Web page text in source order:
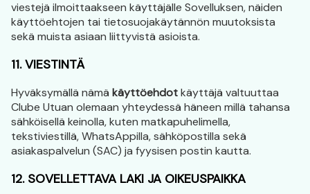
viestejä ilmoittaakseen käyttäjälle Sovelluksen, näiden
käyttöehtojen tai tietosuojakäytännön muutoksista
sekä muista asiaan liittyvistä asioista.
11. VIESTINTÄ
Hyväksymällä nämä käyttöehdotkäyttäjä valtuuttaa
Clube Utuan olemaan yhteydessä häneen millä tahansa
sähköisellä keinolla, kuten matkapuhelimella,
tekstiviestillä, WhatsAppilla, sähköpostilla sekä
asiakaspalvelun (SAC) ja fyysisen postin kautta.
12. SOVELLETTAVA LAKI JA OIKEUSPAIKKA